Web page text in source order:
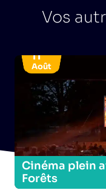
Vos
11
Août
Cinéma plein
Forêts